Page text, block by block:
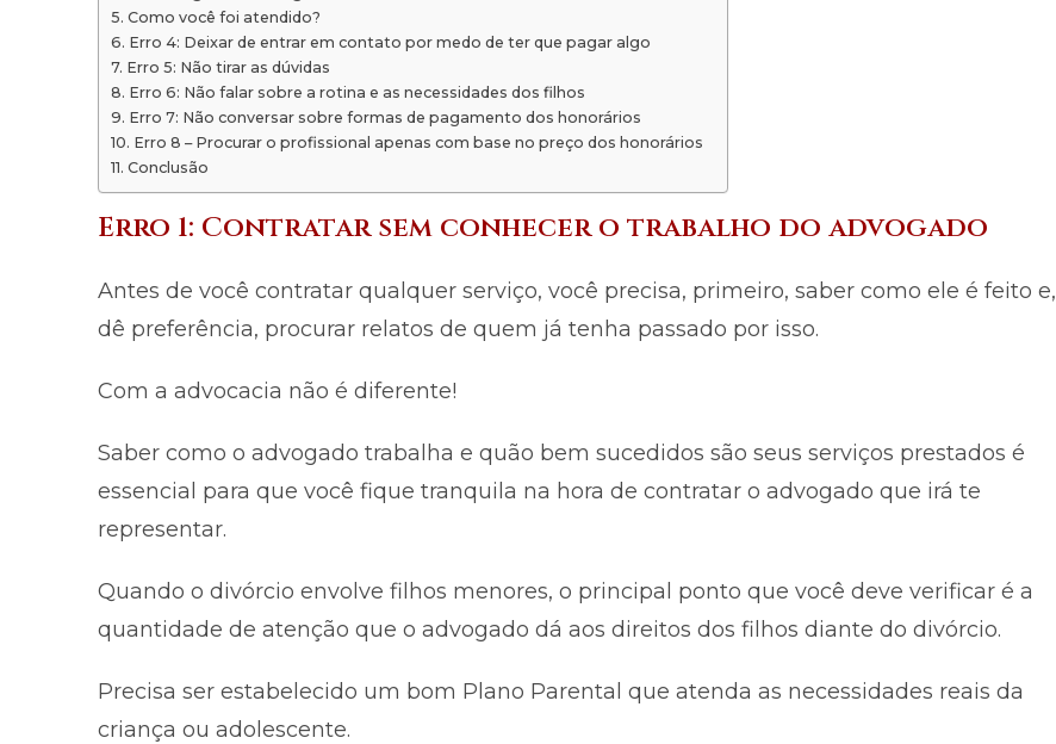
Como você foi atendido?
Erro 4: Deixar de entrar em contato por medo de ter que pagar algo
Erro 5: Não tirar as dúvidas
Erro 6: Não falar sobre a rotina e as necessidades dos filhos
Erro 7: Não conversar sobre formas de pagamento dos honorários
Erro 8 – Procurar o profissional apenas com base no preço dos honorários
Conclusão
Erro 1: Contratar sem conhecer o trabalho do advogado
Antes de você contratar qualquer serviço, você precisa, primeiro, saber como ele é feito e,
dê preferência, procurar relatos de quem já tenha passado por isso.
Com a advocacia não é diferente!
Saber como o advogado trabalha e quão bem sucedidos são seus serviços prestados é
essencial para que você fique tranquila na hora de contratar o advogado que irá te
representar.
Quando o divórcio envolve filhos menores, o principal ponto que você deve verificar é a
quantidade de atenção que o advogado dá aos direitos dos filhos diante do divórcio.
Precisa ser estabelecido um bom Plano Parental que atenda as necessidades reais da
criança ou adolescente.